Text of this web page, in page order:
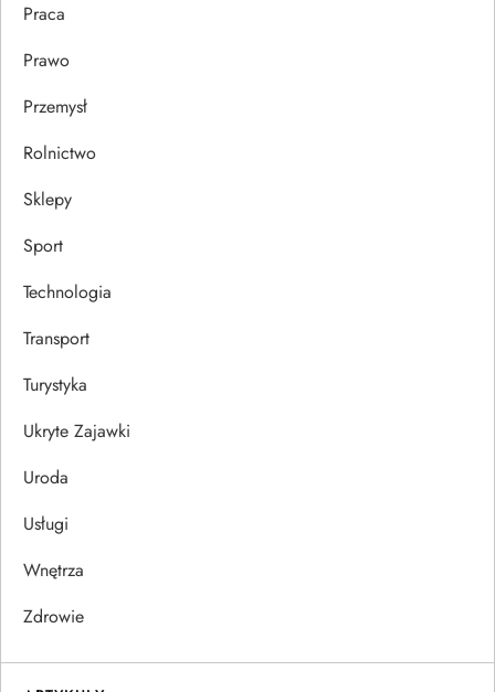
Praca
Prawo
Przemysł
Rolnictwo
Sklepy
Sport
Technologia
Transport
Turystyka
Ukryte Zajawki
Uroda
Usługi
Wnętrza
Zdrowie